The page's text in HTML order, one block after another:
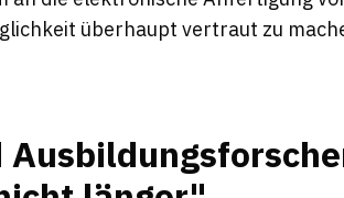
überhaupt vertraut zu